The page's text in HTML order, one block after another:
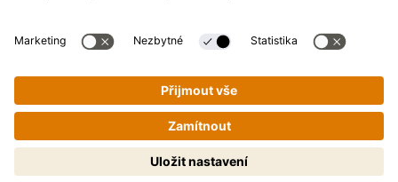
Snadné vaření krok za krokem!
Klepněte a jděte na to.
Theodorstraße 180, 40472 Düsseldorf, Německo
Obchodní rejstřík č.: HRB 35856 (u Zemského soudu v
Nastavení ochrany soukromí
Právní informace
Ochrana osobních údajů